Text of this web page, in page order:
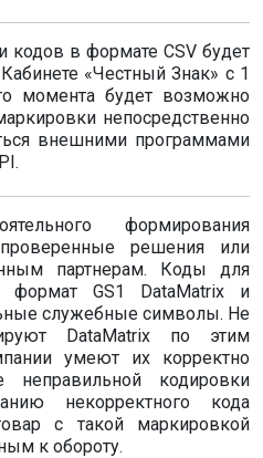
кодов в формате CSV будет
«Честный Знак» с 1
момента будет возможно
непосредственно
внешними программами
формирования
проверенные решения или
партнерам. Коды для
формат GS1 DataMatrix и
служебные символы. Не
DataMatrix по этим
умеют их корректно
неправильной кодировки
некорректного кода
с такой маркировкой
к обороту.